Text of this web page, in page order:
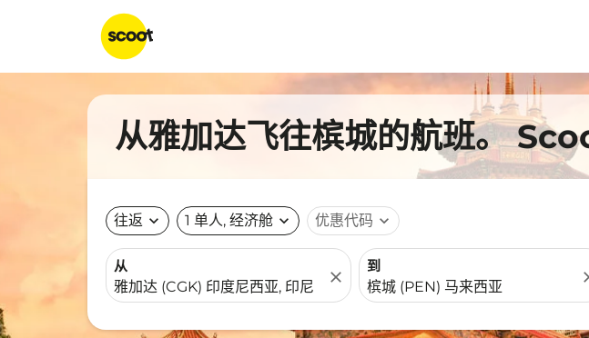
从雅加达飞往槟城的航班。
往返 expand_more 1 单人, 经济舱 expand_more 优惠代码 expand_more
从
close
到